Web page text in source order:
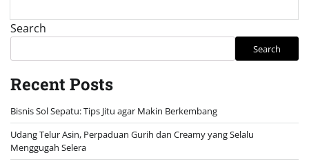
Search
Search
Recent Posts
Bisnis Sol Sepatu: Tips Jitu agar Makin Berkembang
Udang Telur Asin, Perpaduan Gurih dan Creamy yang Selalu
Menggugah Selera